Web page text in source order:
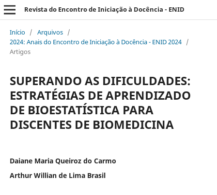
Revista do Encontro de Iniciação à Docência - ENID
Início / Arquivos /
2024: Anais do Encontro de Iniciação à Docência - ENID 2024 /
Artigos
SUPERANDO AS DIFICULDADES:
ESTRATÉGIAS DE APRENDIZADO
DE BIOESTATÍSTICA PARA
DISCENTES DE BIOMEDICINA
Daiane Maria Queiroz do Carmo
Arthur Willian de Lima Brasil